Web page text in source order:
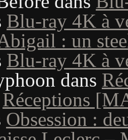
Blu-ray 4K à
: un
Blu-ray 4K à
dans
Réceptions
Obsession :